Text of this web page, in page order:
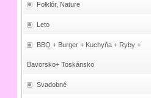
Folklór, Nature
Leto
BBQ + Burger + Kuchyňa + Ryby +
Bavorsko+ Toskánsko
Svadobné